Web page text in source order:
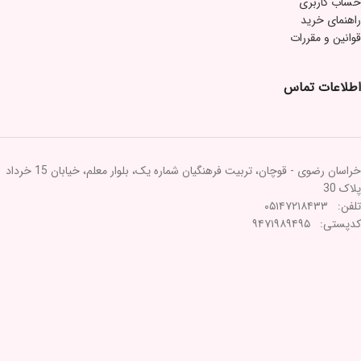
راهنمای خرید
قوانین و مقررات
اطلاعات تماس
خراسان رضوی - قوچان، تربیت فرهنگیان شماره یک، بلوار معلم، خیابان 15 خرداد
پلاک 30
تلفن: ۰۵۱۴۷۲۱۸۴۳۳
کدپستی: ۹۴۷۱۹۸۹۴۹۵